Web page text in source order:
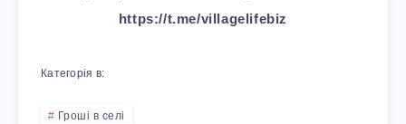
https://t.me/villagelifebiz
Категорія в:
Гроші в селі